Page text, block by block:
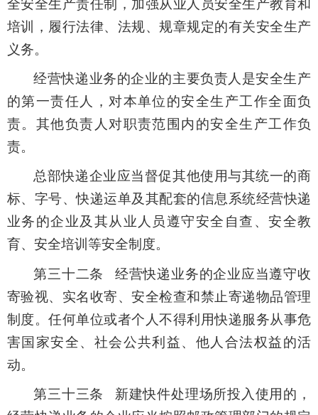
全安全生产责任制，加强从业人员安全生产教育和
培训，履行法律、法规、规章规定的有关安全生产
义务。
经营快递业务的企业的主要负责人是安全生产
的第一责任人，对本单位的安全生产工作全面负
责。其他负责人对职责范围内的安全生产工作负
责。
总部快递企业应当督促其他使用与其统一的商
标、字号、快递运单及其配套的信息系统经营快递
业务的企业及其从业人员遵守安全自查、安全教
育、安全培训等安全制度。
第三十二条 经营快递业务的企业应当遵守收
寄验视、实名收寄、安全检查和禁止寄递物品管理
制度。任何单位或者个人不得利用快递服务从事危
害国家安全、社会公共利益、他人合法权益的活
动。
第三十三条 新建快件处理场所投入使用的，